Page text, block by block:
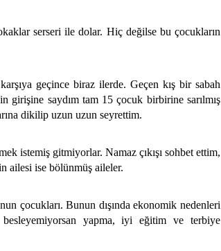
serseri ile dolar. Hiç değilse bu çocukların
geçince biraz ilerde. Geçen kış bir sabah
girişine saydım tam 15 çocuk birbirine sarılmış
dikilip uzun uzun seyrettim.
istemiş gitmiyorlar. Namaz çıkışı sohbet ettim,
ailesi ise bölünmüş aileler.
çocukları. Bunun dışında ekonomik nedenleri
yapma, iyi eğitim ve terbiye